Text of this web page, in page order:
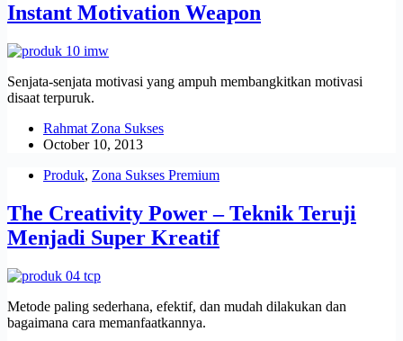
Instant Motivation Weapon
Senjata-senjata motivasi yang ampuh membangkitkan motivasi
disaat terpuruk.
Rahmat Zona Sukses
October 10, 2013
Produk, Zona Sukses Premium
The Creativity Power – Teknik Teruji
Menjadi Super Kreatif
Metode paling sederhana, efektif, dan mudah dilakukan dan
bagaimana cara memanfaatkannya.